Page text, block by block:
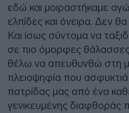
εδώ και μοιραστήκαμε
ελπίδες και όνειρα. Δεν
Και ίσως σύντομα να
σε πιο όμορφες
θέλω να απευθυνθώ στη
πλειοψηφία που
πατρίδας μας από ένα
γενικευμένης διαφθοράς